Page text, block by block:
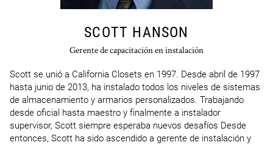
SCOTT HANSON
Gerente de capacitación en instalación
Scott se unió a California Closets en 1997. Desde abril de 1997
hasta junio de 2013, ha instalado todos los niveles de sistemas
de almacenamiento y armarios personalizados. Trabajando
desde oficial hasta maestro y finalmente a instalador
supervisor, Scott siempre esperaba nuevos desafíos Desde
entonces, Scott ha sido ascendido a gerente de instalación y